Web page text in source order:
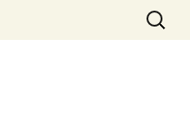
Найти: